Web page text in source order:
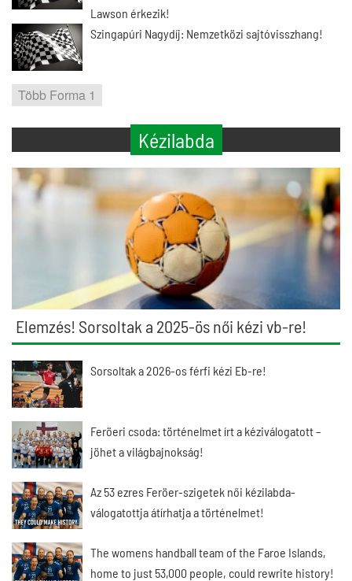
Lawson érkezik!
Szingapúri Nagydíj: Nemzetközi sajtóvisszhang!
Több Forma 1
Kézilabda
Elemzés! Sorsoltak a 2025-ös női kézi vb-re!
Sorsoltak a 2026-os férfi kézi Eb-re!
Feröeri csoda: történelmet írt a kéziválogatott –
jöhet a világbajnokság!
Az 53 ezres Feröer-szigetek női kézilabda-
válogatottja átírhatja a történelmet!
The womens handball team of the Faroe Islands,
home to just 53,000 people, could rewrite history!